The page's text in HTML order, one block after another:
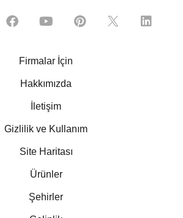
Firmalar İçin
Hakkımızda
İletişim
Gizlilik ve Kullanım
Site Haritası
Ürünler
Şehirler